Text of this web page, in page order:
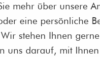
mehr über unsere
eine persönliche
stehen Ihnen
uns darauf, mit